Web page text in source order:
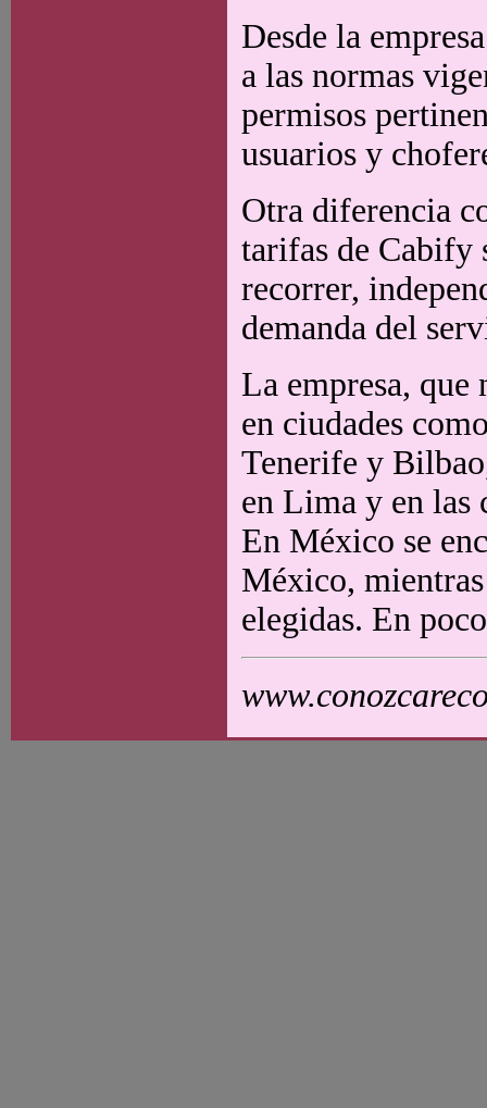
Desde la
a las normas
permisos
usuarios y
Otra diferencia
tarifas de Cabify
recorrer,
demanda del
La empresa, que
en ciudades
Tenerife y
en Lima y en las
En México se
México,
elegidas. En